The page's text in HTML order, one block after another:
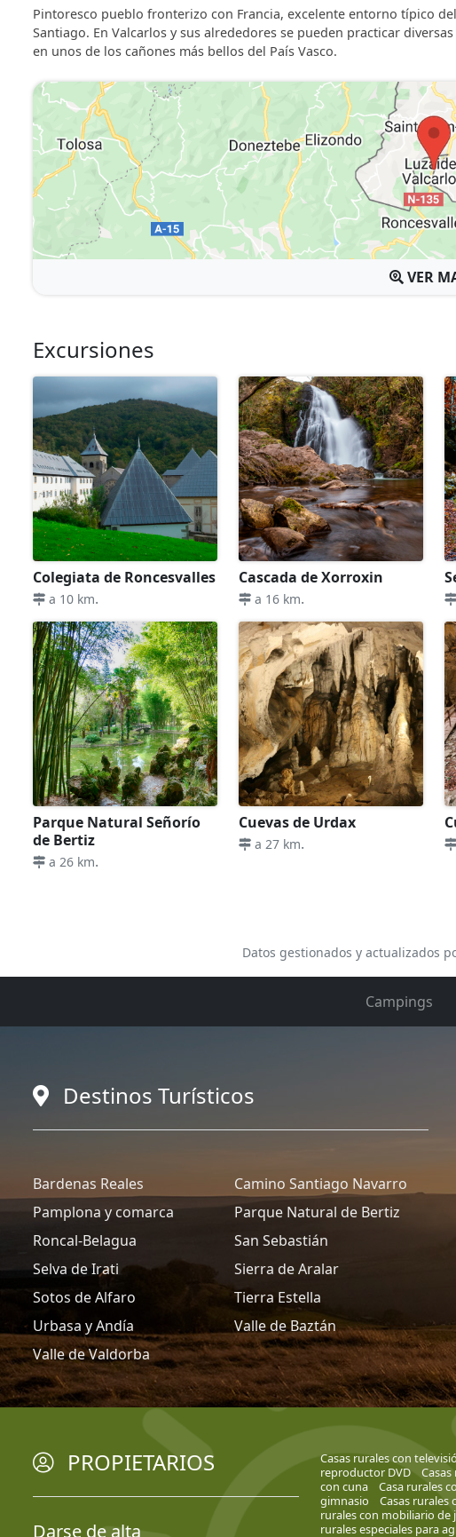
Pintoresco pueblo fronterizo con Francia, excelente entorno típico
Santiago. En Valcarlos y sus alrededores se pueden practicar
en unos de los cañones más bellos del País Vasco.
VER
Excursiones
Colegiata de Roncesvalles
a 10 km.
Cascada de Xorroxin
a 16 km.
Parque Natural Señorío
de Bertiz
a 26 km.
Cuevas de Urdax
a 27 km.
Datos gestionados y actualizados
Campings
Destinos Turísticos
Bardenas Reales
Camino Santiago Navarro
Pamplona y comarca
Parque Natural de Bertiz
Roncal-Belagua
San Sebastián
Selva de Irati
Sierra de Aralar
Sotos de Alfaro
Tierra Estella
Urbasa y Andía
Valle de Baztán
Valle de Valdorba
PROPIETARIOS
Darse de alta
Casas rurales con
reproductor DVD
con cuna
Casa rurales
gimnasio
Casas rurales
rurales con mobiliario de
rurales especiales para